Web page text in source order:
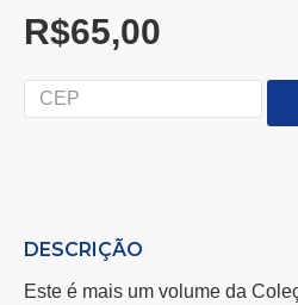
R$65,00
DESCRIÇÃO
Este é mais um volume da